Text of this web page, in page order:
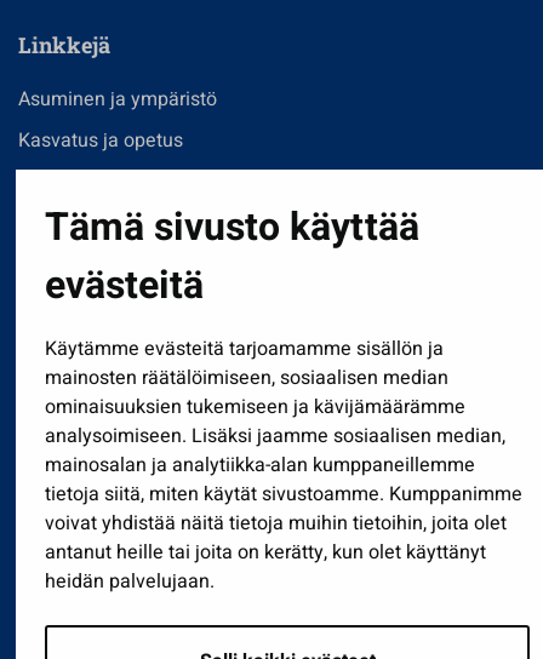
Tämä sivusto käyttää
evästeitä
Käytämme evästeitä tarjoamamme sisällön ja
mainosten räätälöimiseen, sosiaalisen median
ominaisuuksien tukemiseen ja kävijämäärämme
analysoimiseen. Lisäksi jaamme sosiaalisen median,
mainosalan ja analytiikka-alan kumppaneillemme
tietoja siitä, miten käytät sivustoamme. Kumppanimme
voivat yhdistää näitä tietoja muihin tietoihin, joita olet
antanut heille tai joita on kerätty, kun olet käyttänyt
heidän palvelujaan.
Linkkejä
Asuminen ja ympäristö
Kasvatus ja opetus
Hallinto
Työ ja yrittäminen
Osallistu ja asioi
Näytä omat evästeasetukseni
Seuraa meitä